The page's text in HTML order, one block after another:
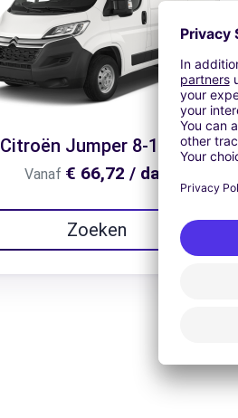
Citroën Jumper 8-10m3
Vanaf € 66,72 / dag
Zoeken